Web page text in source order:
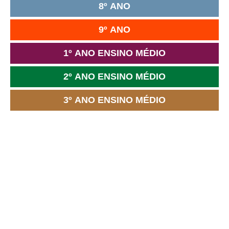
8º ANO
9º ANO
1º ANO ENSINO MÉDIO
2º ANO ENSINO MÉDIO
3º ANO ENSINO MÉDIO